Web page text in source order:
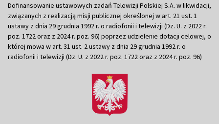
Dofinansowanie ustawowych zadań Telewizji Polskiej S.A. w likwidacji,
związanych z realizacją misji publicznej określonej w art. 21 ust. 1
ustawy z dnia 29 grudnia 1992 r. o radiofonii i telewizji (Dz. U. z 2022 r.
poz. 1722 oraz z 2024 r. poz. 96) poprzez udzielenie dotacji celowej, o
której mowa w art. 31 ust. 2 ustawy z dnia 29 grudnia 1992 r. o
radiofonii i telewizji (Dz. U. z 2022 r. poz. 1722 oraz z 2024 r. poz. 96)